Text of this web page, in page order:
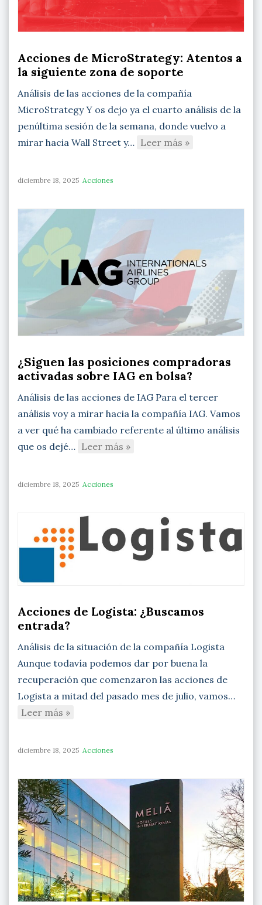
Acciones de MicroStrategy: Atentos a
la siguiente zona de soporte
Análisis de las acciones de la compañía
MicroStrategy Y os dejo ya el cuarto análisis de la
penúltima sesión de la semana, donde vuelvo a
mirar hacia Wall Street y… Leer más »
diciembre 18, 2025 Acciones
¿Siguen las posiciones compradoras
activadas sobre IAG en bolsa?
Análisis de las acciones de IAG Para el tercer
análisis voy a mirar hacia la compañía IAG. Vamos
a ver qué ha cambiado referente al último análisis
que os dejé… Leer más »
diciembre 18, 2025 Acciones
Acciones de Logista: ¿Buscamos
entrada?
Análisis de la situación de la compañía Logista
Aunque todavía podemos dar por buena la
recuperación que comenzaron las acciones de
Logista a mitad del pasado mes de julio, vamos…
Leer más »
diciembre 18, 2025 Acciones